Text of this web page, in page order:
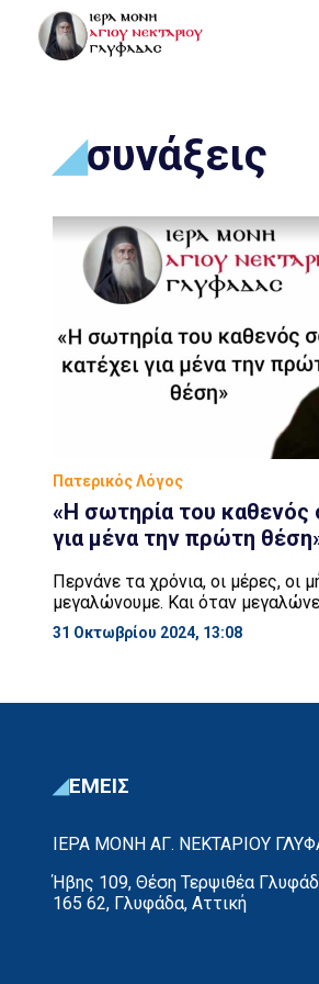
συνάξεις
Πατερικός Λόγος
«Η σωτηρία του καθενός
για μένα την πρώτη
Περνάνε τα χρόνια, οι μέρες, οι
μεγαλώνουμε. Και όταν
σημαίνει, φτάνει προς το τέλος.
περνάει είναι και μία μέρα πιο
καίγεται καρφί. Κατά το δη
31 Οκτωβρίου 2024, 13:08
ΕΜΕΙΣ
ΙΕΡΑ ΜΟΝΗ ΑΓ. ΝΕΚΤΑΡΙΟΥ
Ήβης 109, Θέση Τερψιθέα
165 62, Γλυφάδα, Αττική